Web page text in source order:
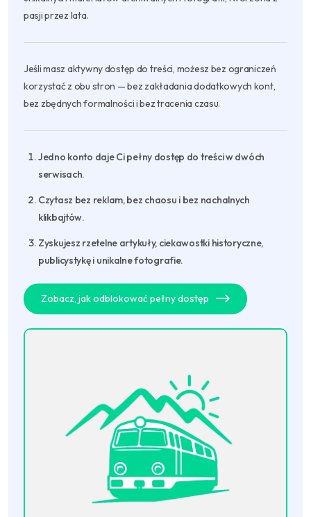
pasji przez lata.
Jeśli masz aktywny dostęp do treści, możesz bez ograniczeń
korzystać z obu stron — bez zakładania dodatkowych kont,
bez zbędnych formalności i bez tracenia czasu.
Jedno konto daje Ci pełny dostęp do treści w dwóch
serwisach.
Czytasz bez reklam, bez chaosu i bez nachalnych
klikbajtów.
Zyskujesz rzetelne artykuły, ciekawostki historyczne,
publicystykę i unikalne fotografie.
Zobacz, jak odblokować pełny dostęp